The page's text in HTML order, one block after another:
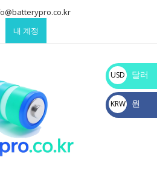
내 계정
USD
$
달러
KRW
₩
원